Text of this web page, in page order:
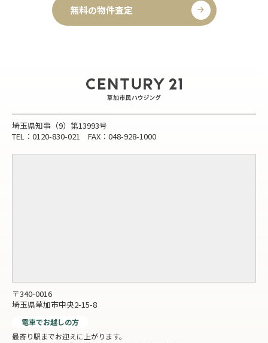
無料の物件査定
埼玉県知事（9）第13993号
TEL：0120-830-021 FAX：048-928-1000
〒340-0016
埼玉県草加市中央2-15-8
電車でお越しの方
最寄り駅までお迎えに上がります。